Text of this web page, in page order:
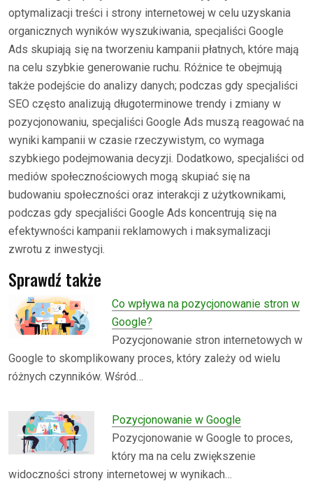
optymalizacji treści i strony internetowej w celu uzyskania
organicznych wyników wyszukiwania, specjaliści Google
Ads skupiają się na tworzeniu kampanii płatnych, które mają
na celu szybkie generowanie ruchu. Różnice te obejmują
także podejście do analizy danych; podczas gdy specjaliści
SEO często analizują długoterminowe trendy i zmiany w
pozycjonowaniu, specjaliści Google Ads muszą reagować na
wyniki kampanii w czasie rzeczywistym, co wymaga
szybkiego podejmowania decyzji. Dodatkowo, specjaliści od
mediów społecznościowych mogą skupiać się na
budowaniu społeczności oraz interakcji z użytkownikami,
podczas gdy specjaliści Google Ads koncentrują się na
efektywności kampanii reklamowych i maksymalizacji
zwrotu z inwestycji.
Sprawdź także
Co wpływa na pozycjonowanie stron w
Google?
Pozycjonowanie stron internetowych w
Google to skomplikowany proces, który zależy od wielu
różnych czynników. Wśród…
Pozycjonowanie w Google
Pozycjonowanie w Google to proces,
który ma na celu zwiększenie
widoczności strony internetowej w wynikach…